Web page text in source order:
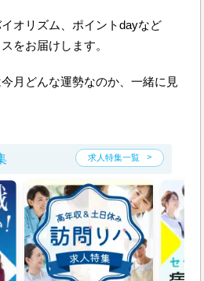
オリズム、ポイントdayなど
をお届けします。
月どんな運勢なのか、一緒に見
求人特集一覧